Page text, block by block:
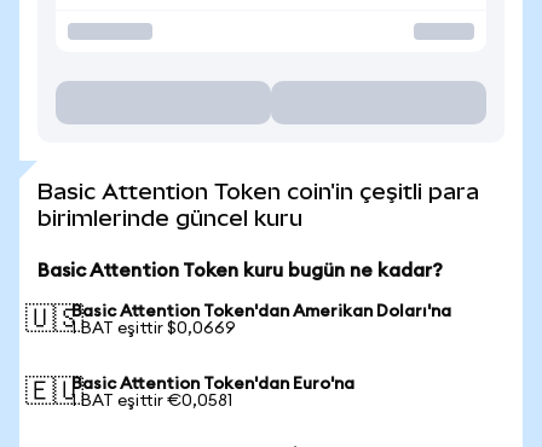
Basic Attention Token coin'in çeşitli para
birimlerinde güncel kuru
Basic Attention Token kuru bugün ne kadar?
🇺🇸Basic Attention Token'dan Amerikan Doları'na
1 BAT eşittir $0,0669
🇪🇺Basic Attention Token'dan Euro'na
1 BAT eşittir €0,0581